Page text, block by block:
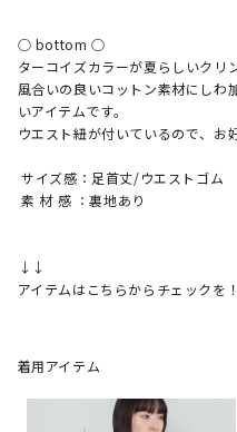
○ bottom ○
ターコイズカラーが夏らしいクリ
風合いの良いコットン素材にしわ
いアイテムです。
ウエスト紐が付いているので、お
サイズ感：足首丈/ウエストゴム
素 材 感 ：裏地あり
↓↓
アイテムはこちらからチェックを！
着用アイテム